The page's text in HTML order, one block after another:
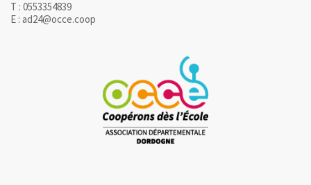
T : 0553354839
E : ad24@occe.coop